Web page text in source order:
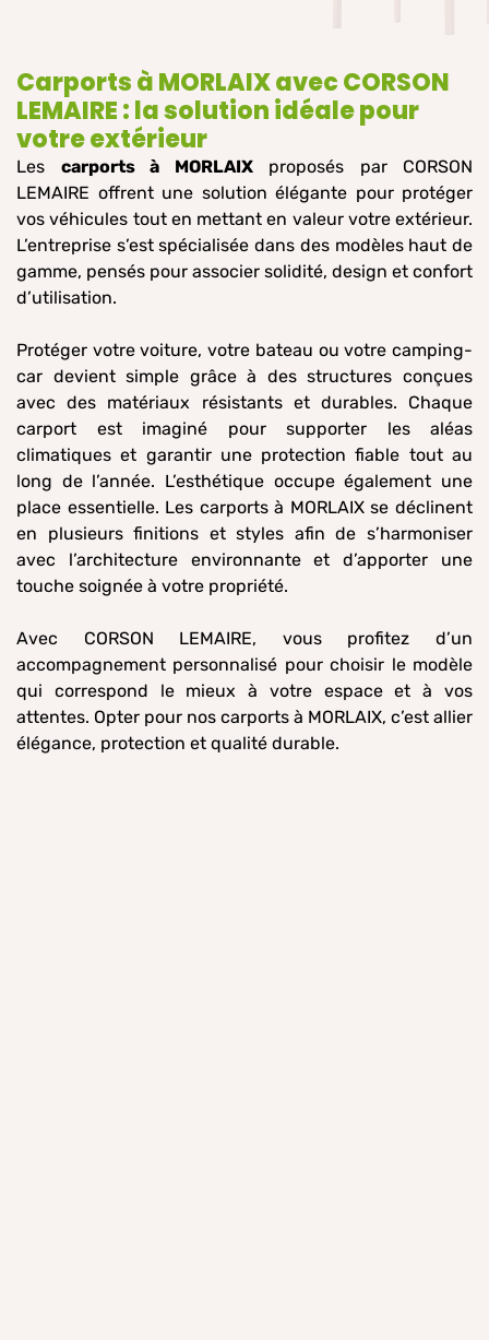
Carports à MORLAIX avec CORSON
LEMAIRE : la solution idéale pour
votre extérieur
Les carports à MORLAIXproposés par CORSON
LEMAIRE offrent une solution élégante pour protéger
vos véhicules tout en mettant en valeur votre extérieur.
L’entreprise s’est spécialisée dans des modèles haut de
gamme, pensés pour associer solidité, design et confort
d’utilisation.
Protéger votre voiture, votre bateau ou votre camping-
car devient simple grâce à des structures conçues
avec des matériaux résistants et durables. Chaque
carport est imaginé pour supporter les aléas
climatiques et garantir une protection fiable tout au
long de l’année. L’esthétique occupe également une
place essentielle. Les carports à MORLAIX se déclinent
en plusieurs finitions et styles afin de s’harmoniser
avec l’architecture environnante et d’apporter une
touche soignée à votre propriété.
Avec CORSON LEMAIRE, vous profitez d’un
accompagnement personnalisé pour choisir le modèle
qui correspond le mieux à votre espace et à vos
attentes. Opter pour nos carports à MORLAIX, c’est allier
élégance, protection et qualité durable.